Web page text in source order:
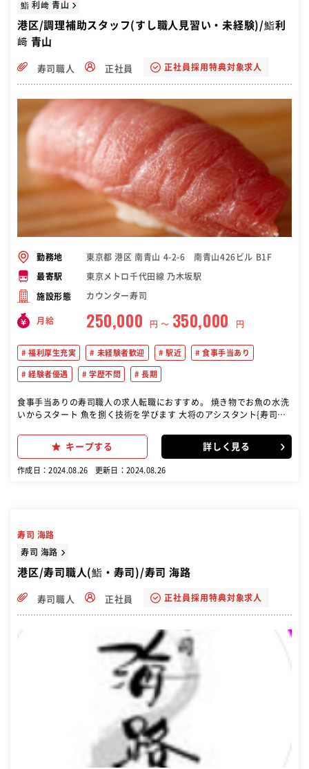
鮨 利﨑 青山
港区/調理補助スタッフ(すし職人見習い・未経験)/鮨利
﨑 青山
寿司職人 正社員 正社員採用特典対象求人
勤務地 東京都 港区 南青山 4-2-6 南青山426ビル B1F
最寄駅 東京メトロ千代田線 乃木坂駅
施設形態 カウンター寿司
月給 250,000 円 〜 350,000 円
福利厚生充実 未経験者歓迎 駅近 食事手当あり
経験者優遇 学歴不問 長期
食事手当ありの寿司職人の求人転職におすすめ。 焼き物でお魚の水洗
いからスタート 魚を捌く技術を学びます 大将のアシスタント{寿司を
習得}
キープする 詳しく見る
作成日：2024.08.26 更新日：2024.08.26
寿司 海路
寿司 海路
港区/寿司職人(鮨・寿司)/寿司 海路
寿司職人 正社員 正社員採用特典対象求人